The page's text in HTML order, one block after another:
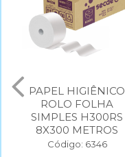
PAPEL HIGIÊNICO
ROLO FOLHA
SIMPLES H300RS
8X300 METROS
Código: 6346